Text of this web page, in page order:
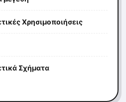
Χρησιμοποιήσεις
Σχήματα